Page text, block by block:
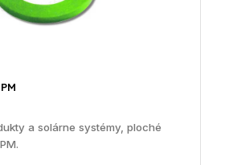
a solárne systémy, ploché